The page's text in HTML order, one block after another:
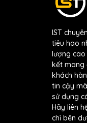
Ngoài
Dễ
Với
xác và
2. Ưu
IST
tiêu hao
lượng
kết mang
khách
tin cậy
sử dụng
Hãy liên
chỉ bên